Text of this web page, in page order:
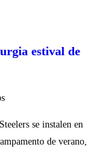
estival de
se instalen en
de verano,